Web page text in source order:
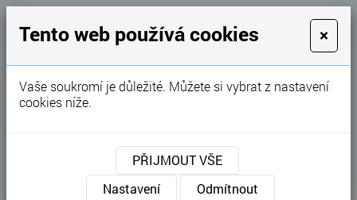
GARÁŽOVÁ VRATA
Karel Procházka
Garážová vrata, brány, ploty ...
Kontaktujte nás
KONTAKTUJTE NÁS
Tento web používá cookies ×
Vaše soukromí je důležité. Můžete si vybrat z nastavení
cookies níže.
PŘIJMOUT VŠE
Nastavení
Odmítnout